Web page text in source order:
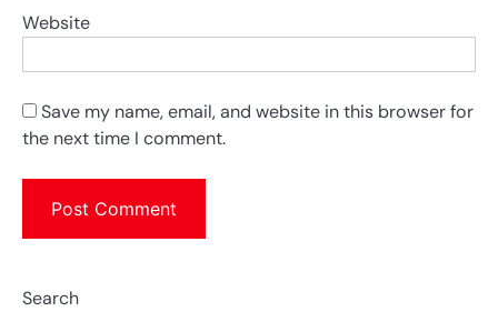
Website
Save my name, email, and website in this browser for
the next time I comment.
Search